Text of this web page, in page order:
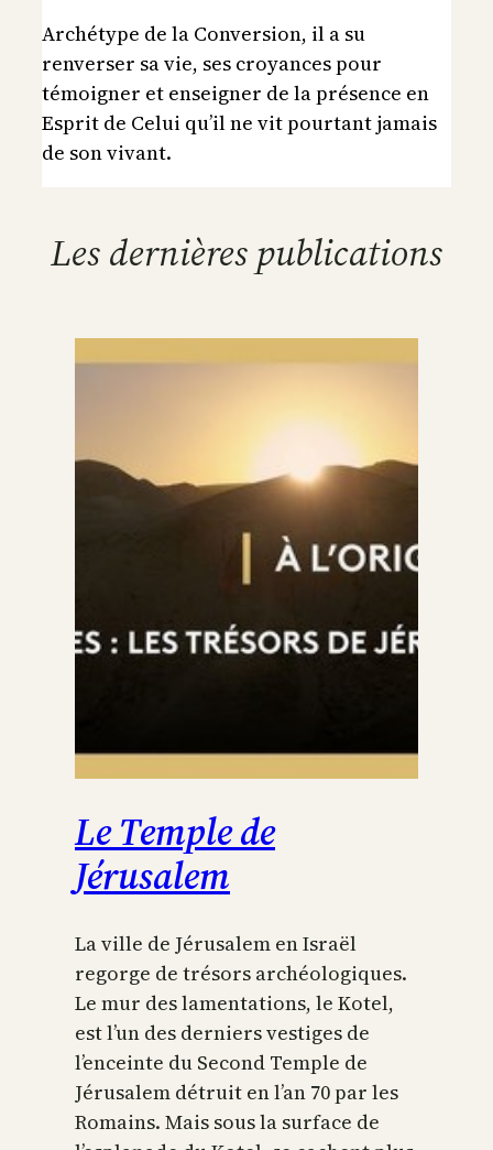
Archétype de la Conversion, il a su
renverser sa vie, ses croyances pour
témoigner et enseigner de la présence en
Esprit de Celui qu’il ne vit pourtant jamais
de son vivant.
Les dernières publications
Le Temple de
Jérusalem
La ville de Jérusalem en Israël
regorge de trésors archéologiques.
Le mur des lamentations, le Kotel,
est l’un des derniers vestiges de
l’enceinte du Second Temple de
Jérusalem détruit en l’an 70 par les
Romains. Mais sous la surface de